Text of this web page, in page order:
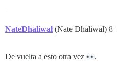
NateDhaliwal (Nate Dhaliwal) 8
De vuelta a esto otra vez .